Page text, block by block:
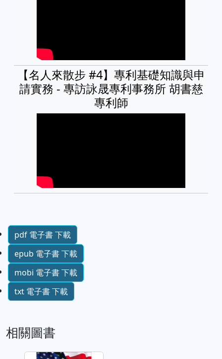
【名人來散步 #4】專利基礎知識與申
請實務 - 專訪詠晟專利事務所 胡書慈
專利師
pdf 電子書 下載
epub 電子書 下載
mobi 電子書 下載
txt 電子書 下載
相關圖書